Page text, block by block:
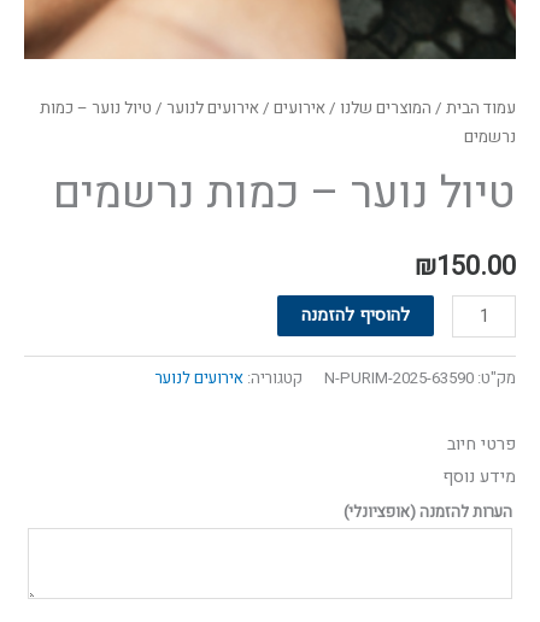
עמוד הבית / המוצרים שלנו /אירועים /אירועים לנוער / טיול נוער – כמות
נרשמים
טיול נוער – כמות נרשמים
₪150.00
להוסיף להזמנה
מק"ט: 63590-N-PURIM-2025 קטגוריה: אירועים לנוער
פרטי חיוב‫
מידע נוסף
הערות להזמנה(אופציונלי)